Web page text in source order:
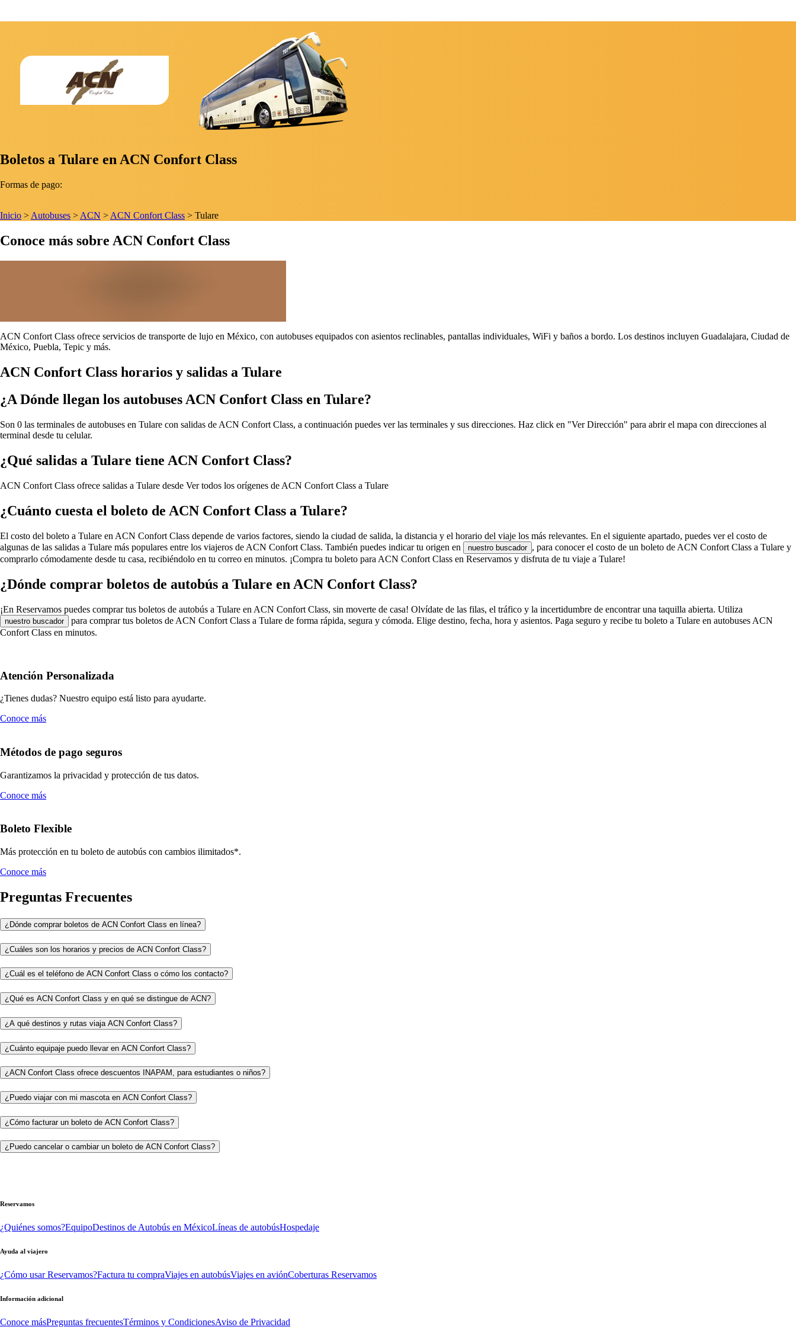
Boletos a Tulare en ACN Confort Class
Formas de pago:
Inicio > Autobuses > ACN > ACN Confort Class > Tulare
Conoce más sobre ACN Confort Class
ACN Confort Class ofrece servicios de transporte de lujo en México, con autobuses equipados con asientos reclinables, pantallas individuales, WiFi y baños a bordo. Los destinos incluyen Guadalajara, Ciudad de
México, Puebla, Tepic y más.
ACN Confort Class horarios y salidas a Tulare
¿A Dónde llegan los autobuses ACN Confort Class en Tulare?
Son 0 las terminales de autobuses en Tulare con salidas de ACN Confort Class, a continuación puedes ver las terminales y sus direcciones. Haz click en "Ver Dirección" para abrir el mapa con direcciones al
terminal desde tu celular.
¿Qué salidas a Tulare tiene ACN Confort Class?
ACN Confort Class ofrece salidas a Tulare desde Ver todos los orígenes de ACN Confort Class a Tulare
¿Cuánto cuesta el boleto de ACN Confort Class a Tulare?
El costo del boleto a Tulare en ACN Confort Class depende de varios factores, siendo la ciudad de salida, la distancia y el horario del viaje los más relevantes. En el siguiente apartado, puedes ver el costo de
algunas de las salidas a Tulare más populares entre los viajeros de ACN Confort Class. También puedes indicar tu origen en
nuestro buscador , para conocer el costo de un boleto de ACN Confort Class a Tulare y
comprarlo cómodamente desde tu casa, recibiéndolo en tu correo en minutos. ¡Compra tu boleto para ACN Confort Class en Reservamos y disfruta de tu viaje a Tulare!
¿Dónde comprar boletos de autobús a Tulare en ACN Confort Class?
¡En Reservamos puedes comprar tus boletos de autobús a Tulare en ACN Confort Class, sin moverte de casa! Olvídate de las filas, el tráfico y la incertidumbre de encontrar una taquilla abierta. Utiliza
nuestro buscador
para comprar tus boletos de ACN Confort Class a Tulare de forma rápida, segura y cómoda. Elige destino, fecha, hora y asientos. Paga seguro y recibe tu boleto a Tulare en autobuses ACN
Confort Class en minutos.
Atención Personalizada
¿Tienes dudas? Nuestro equipo está listo para ayudarte.
Conoce más
Métodos de pago seguros
Garantizamos la privacidad y protección de tus datos.
Conoce más
Boleto Flexible
Más protección en tu boleto de autobús con cambios ilimitados*.
Conoce más
Preguntas Frecuentes
¿Dónde comprar boletos de ACN Confort Class en línea?
¿Cuáles son los horarios y precios de ACN Confort Class?
¿Cuál es el teléfono de ACN Confort Class o cómo los contacto?
¿Qué es ACN Confort Class y en qué se distingue de ACN?
¿A qué destinos y rutas viaja ACN Confort Class?
¿Cuánto equipaje puedo llevar en ACN Confort Class?
¿ACN Confort Class ofrece descuentos INAPAM, para estudiantes o niños?
¿Puedo viajar con mi mascota en ACN Confort Class?
¿Cómo facturar un boleto de ACN Confort Class?
¿Puedo cancelar o cambiar un boleto de ACN Confort Class?
Reservamos
¿Quiénes somos?EquipoDestinos de Autobús en MéxicoLíneas de autobúsHospedaje
Ayuda al viajero
¿Cómo usar Reservamos?Factura tu compraViajes en autobúsViajes en aviónCoberturas Reservamos
Información adicional
Conoce másPreguntas frecuentesTérminos y CondicionesAviso de Privacidad